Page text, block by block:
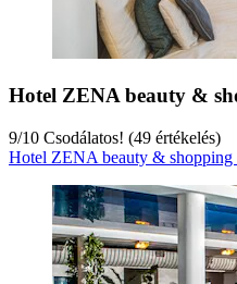
Hotel ZENA beauty &
9/10 Csodálatos! (49 értékelés)
Hotel ZENA beauty & shopping